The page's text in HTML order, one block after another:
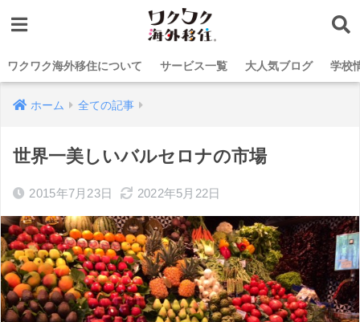
ワクワク海外移住について サービス一覧 大人気ブログ 学校
ホーム 全ての記事
世界一美しいバルセロナの市場
2015年7月23日 2022年5月22日